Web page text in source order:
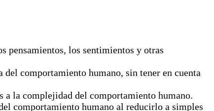
pensamientos, los sentimientos y otras
comportamiento humano, sin tener en cuenta
a la complejidad del comportamiento humano.
comportamiento humano al reducirlo a simples